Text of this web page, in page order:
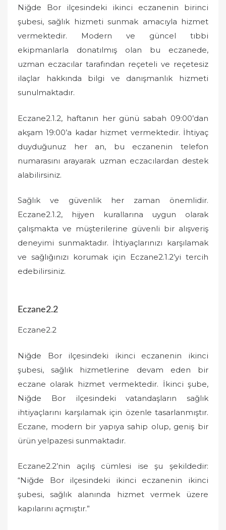
Niğde Bor ilçesindeki ikinci eczanenin birinci
şubesi, sağlık hizmeti sunmak amacıyla hizmet
vermektedir. Modern ve güncel tıbbi
ekipmanlarla donatılmış olan bu eczanede,
uzman eczacılar tarafından reçeteli ve reçetesiz
ilaçlar hakkında bilgi ve danışmanlık hizmeti
sunulmaktadır.
Eczane2.1.2, haftanın her günü sabah 09:00’dan
akşam 19:00’a kadar hizmet vermektedir. İhtiyaç
duyduğunuz her an, bu eczanenin telefon
numarasını arayarak uzman eczacılardan destek
alabilirsiniz.
Sağlık ve güvenlik her zaman önemlidir.
Eczane2.1.2, hijyen kurallarına uygun olarak
çalışmakta ve müşterilerine güvenli bir alışveriş
deneyimi sunmaktadır. İhtiyaçlarınızı karşılamak
ve sağlığınızı korumak için Eczane2.1.2’yi tercih
edebilirsiniz.
Eczane2.2
Eczane2.2
Niğde Bor ilçesindeki ikinci eczanenin ikinci
şubesi, sağlık hizmetlerine devam eden bir
eczane olarak hizmet vermektedir. İkinci şube,
Niğde Bor ilçesindeki vatandaşların sağlık
ihtiyaçlarını karşılamak için özenle tasarlanmıştır.
Eczane, modern bir yapıya sahip olup, geniş bir
ürün yelpazesi sunmaktadır.
Eczane2.2’nin açılış cümlesi ise şu şekildedir:
“Niğde Bor ilçesindeki ikinci eczanenin ikinci
şubesi, sağlık alanında hizmet vermek üzere
kapılarını açmıştır.”